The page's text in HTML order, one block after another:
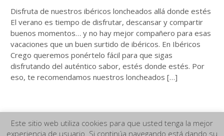
Disfruta de nuestros ibéricos loncheados allá donde estés
El verano es tiempo de disfrutar, descansar y compartir
buenos momentos… y no hay mejor compañero para esas
vacaciones que un buen surtido de ibéricos. En Ibéricos
Crego queremos ponértelo fácil para que sigas
disfrutando del auténtico sabor, estés donde estés. Por
eso, te recomendamos nuestros loncheados […]
Aviso Legal|Términos y Condiciones de compra |Política de
Este sitio web utiliza cookies para que usted tenga la mejor
experiencia de usuario. Si continúa navegando está dando su